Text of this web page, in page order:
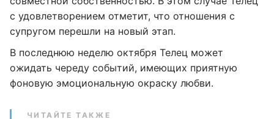
с удовлетворением отметит, что отношения с
супругом перешли на новый этап.
В последнюю неделю октября Телец может
ожидать череду событий, имеющих приятную
фоновую эмоциональную окраску любви.
ЧИТАЙТЕ ТАКЖЕ